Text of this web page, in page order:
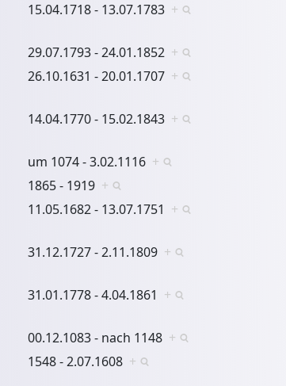
15.04.1718 - 13.07.1783 +
29.07.1793 - 24.01.1852 +
26.10.1631 - 20.01.1707 +
14.04.1770 - 15.02.1843 +
um 1074 - 3.02.1116 +
1865 - 1919 +
11.05.1682 - 13.07.1751 +
31.12.1727 - 2.11.1809 +
31.01.1778 - 4.04.1861 +
00.12.1083 - nach 1148 +
1548 - 2.07.1608 +